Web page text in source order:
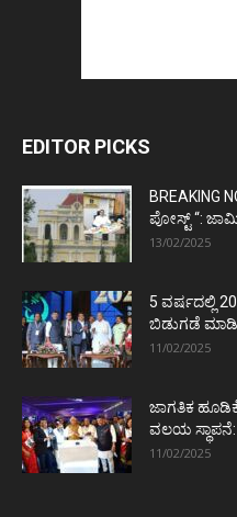
EDITOR PICKS
ಪೋಸ್ಟ್‌ “:
13/02/2025
5 ವರ್ಷದಲ್ಲಿ
ಬಿಡುಗಡೆ
11/02/2025
ಜಾಗತಿಕ
ವಲಯ ಸ್ಥಾಪನೆ:
11/02/2025